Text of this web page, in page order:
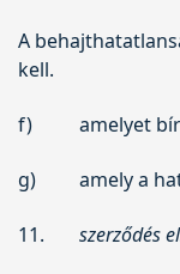
A
kell.
f) amelyet
g) amely a
11. szerződés